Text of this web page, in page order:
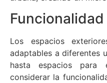
Los espacios
adaptables a diferentes
hasta espacios para
considerar la